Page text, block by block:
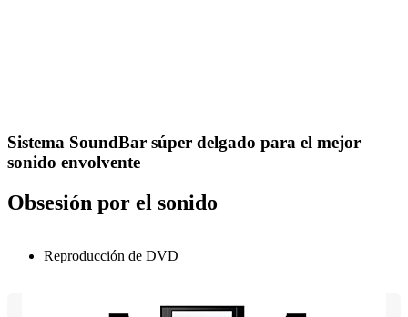
Sistema SoundBar súper delgado para el mejor
sonido envolvente
Obsesión por el sonido
Reproducción de DVD